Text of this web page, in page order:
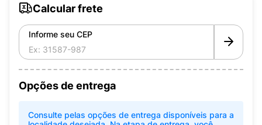
Calcular frete
Informe seu CEP
Opções de entrega
Consulte pelas opções de entrega disponíveis para a